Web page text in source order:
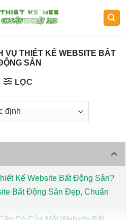
VỤ THIẾT KẾ WEBSITE BẤT
SẢN
LỌC
Kế Website Bất Động Sản?
Bất Động Sản Đẹp, Chuẩn